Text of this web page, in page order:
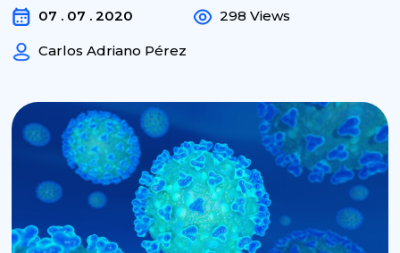
07 . 07 . 2020
Carlos Adriano Pérez
298 Views